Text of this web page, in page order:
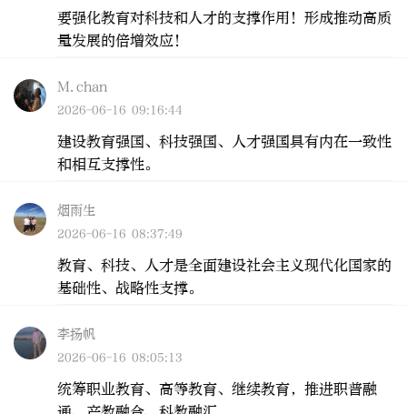
要强化教育对科技和人才的支撑作用！形成推动高质
量发展的倍增效应！
M.chan
2026-06-16 09:16:44
建设教育强国、科技强国、人才强国具有内在一致性
和相互支撑性。
烟雨生
2026-06-16 08:37:49
教育、科技、人才是全面建设社会主义现代化国家的
基础性、战略性支撑。
李扬帆
2026-06-16 08:05:13
统筹职业教育、高等教育、继续教育，推进职普融